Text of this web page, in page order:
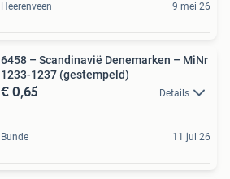
Heerenveen 9 mei 26
6458 – Scandinavië Denemarken – MiNr
1233-1237 (gestempeld)
€ 0,65 Details
Bunde 11 jul 26